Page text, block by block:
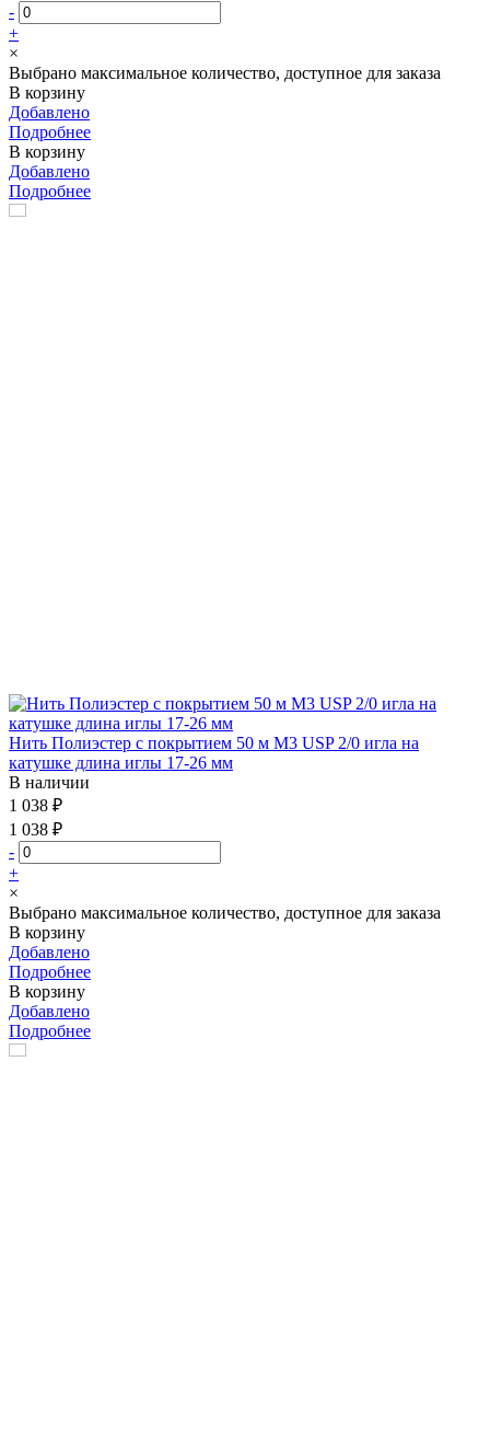
-
+
×
Выбрано максимальное количество, доступное для заказа
В корзину
Добавлено
Подробнее
В корзину
Добавлено
Подробнее
Нить Полиэстер с покрытием 50 м М3 USP 2/0 игла на
катушке длина иглы 17-26 мм
В наличии
1 038 ₽
1 038 ₽
-
+
×
Выбрано максимальное количество, доступное для заказа
В корзину
Добавлено
Подробнее
В корзину
Добавлено
Подробнее